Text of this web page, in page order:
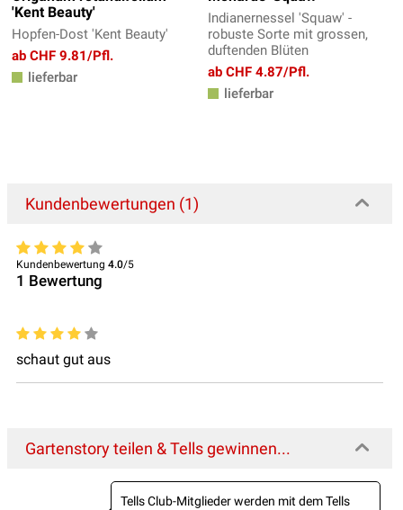
'Kent Beauty'
Hopfen-Dost 'Kent Beauty'
ab CHF 9.81/Pfl.
lieferbar
Indianernessel 'Squaw' -
robuste Sorte mit grossen,
duftenden Blüten
ab CHF 4.87/Pfl.
lieferbar
Kundenbewertungen (1)
Kundenbewertung 4.0/5
1 Bewertung
schaut gut aus
Gartenstory teilen & Tells gewinnen...
Tells Club-Mitglieder werden mit dem Tells